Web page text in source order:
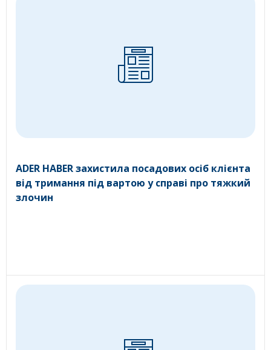
ADER HABER захистила посадових осіб клієнта
від тримання під вартою у справі про тяжкий
злочин